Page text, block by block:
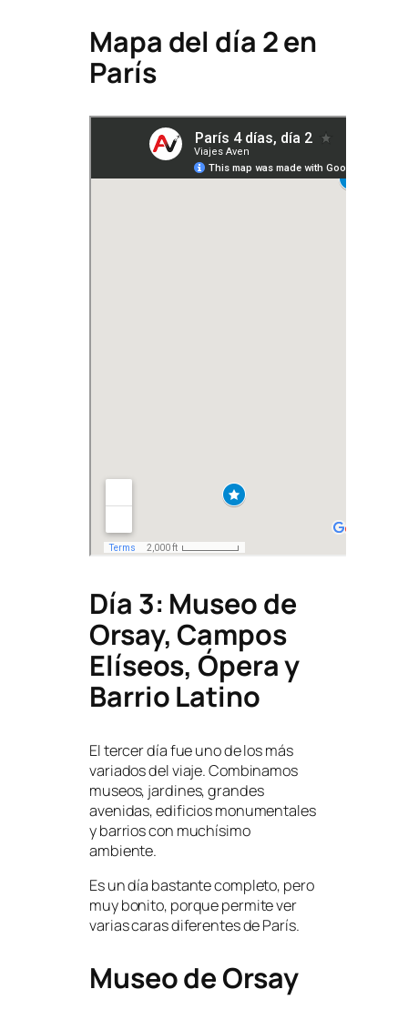
Mapa del día 2 en
París
Día 3: Museo de
Orsay, Campos
Elíseos, Ópera y
Barrio Latino
El tercer día fue uno de los más
variados del viaje. Combinamos
museos, jardines, grandes
avenidas, edificios monumentales
y barrios con muchísimo
ambiente.
Es un día bastante completo, pero
muy bonito, porque permite ver
varias caras diferentes de París.
Museo de Orsay